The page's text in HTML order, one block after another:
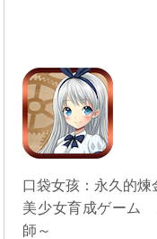
口袋女孩：永久的煉
美少女育成ゲーム
師～